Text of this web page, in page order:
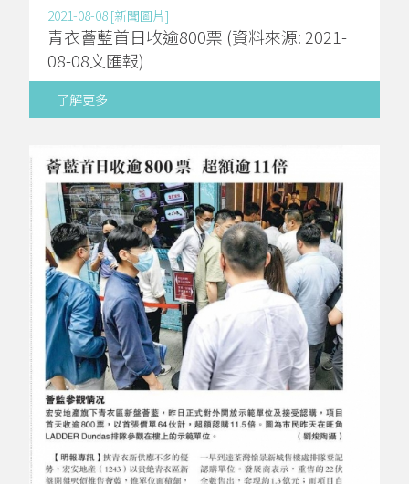
2021-08-08 [新聞圖片]
青衣薈藍首日收逾800票 (資料來源: 2021-
08-08文匯報)
了解更多